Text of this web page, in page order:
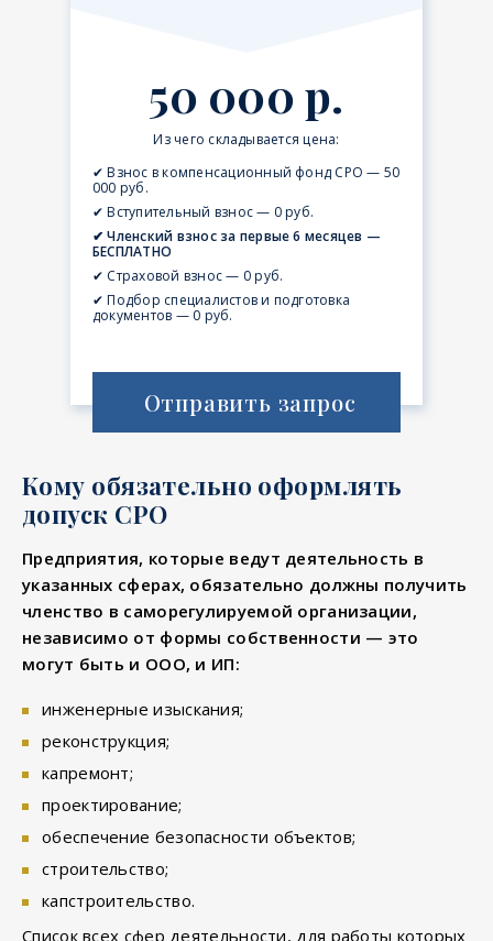
50 000 р.
Из чего складывается цена:
✔ Взнос в компенсационный фонд СРО — 50
000 руб.
✔ Вступительный взнос — 0 руб.
✔ Членский взнос за первые 6 месяцев —
БЕСПЛАТНО
✔ Страховой взнос — 0 руб.
✔ Подбор специалистов и подготовка
документов — 0 руб.
Отправить запрос
Кому обязательно оформлять
допуск СРО
Предприятия, которые ведут деятельность в
указанных сферах, обязательно должны получить
членство в саморегулируемой организации,
независимо от формы собственности — это
могут быть и ООО, и ИП:
инженерные изыскания;
реконструкция;
капремонт;
проектирование;
обеспечение безопасности объектов;
строительство;
капстроительство.
Список всех сфер деятельности, для работы которых